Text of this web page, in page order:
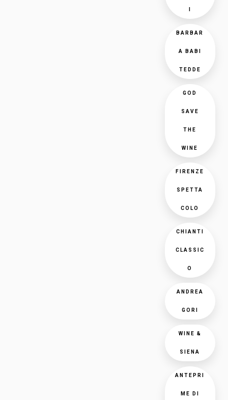
BARBAR
A BABI
TEDDE
GOD
SAVE
THE
WINE
FIRENZE
SPETTA
COLO
CHIANTI
CLASSIC
O
ANDREA
GORI
WINE &
SIENA
ANTEPRI
ME DI